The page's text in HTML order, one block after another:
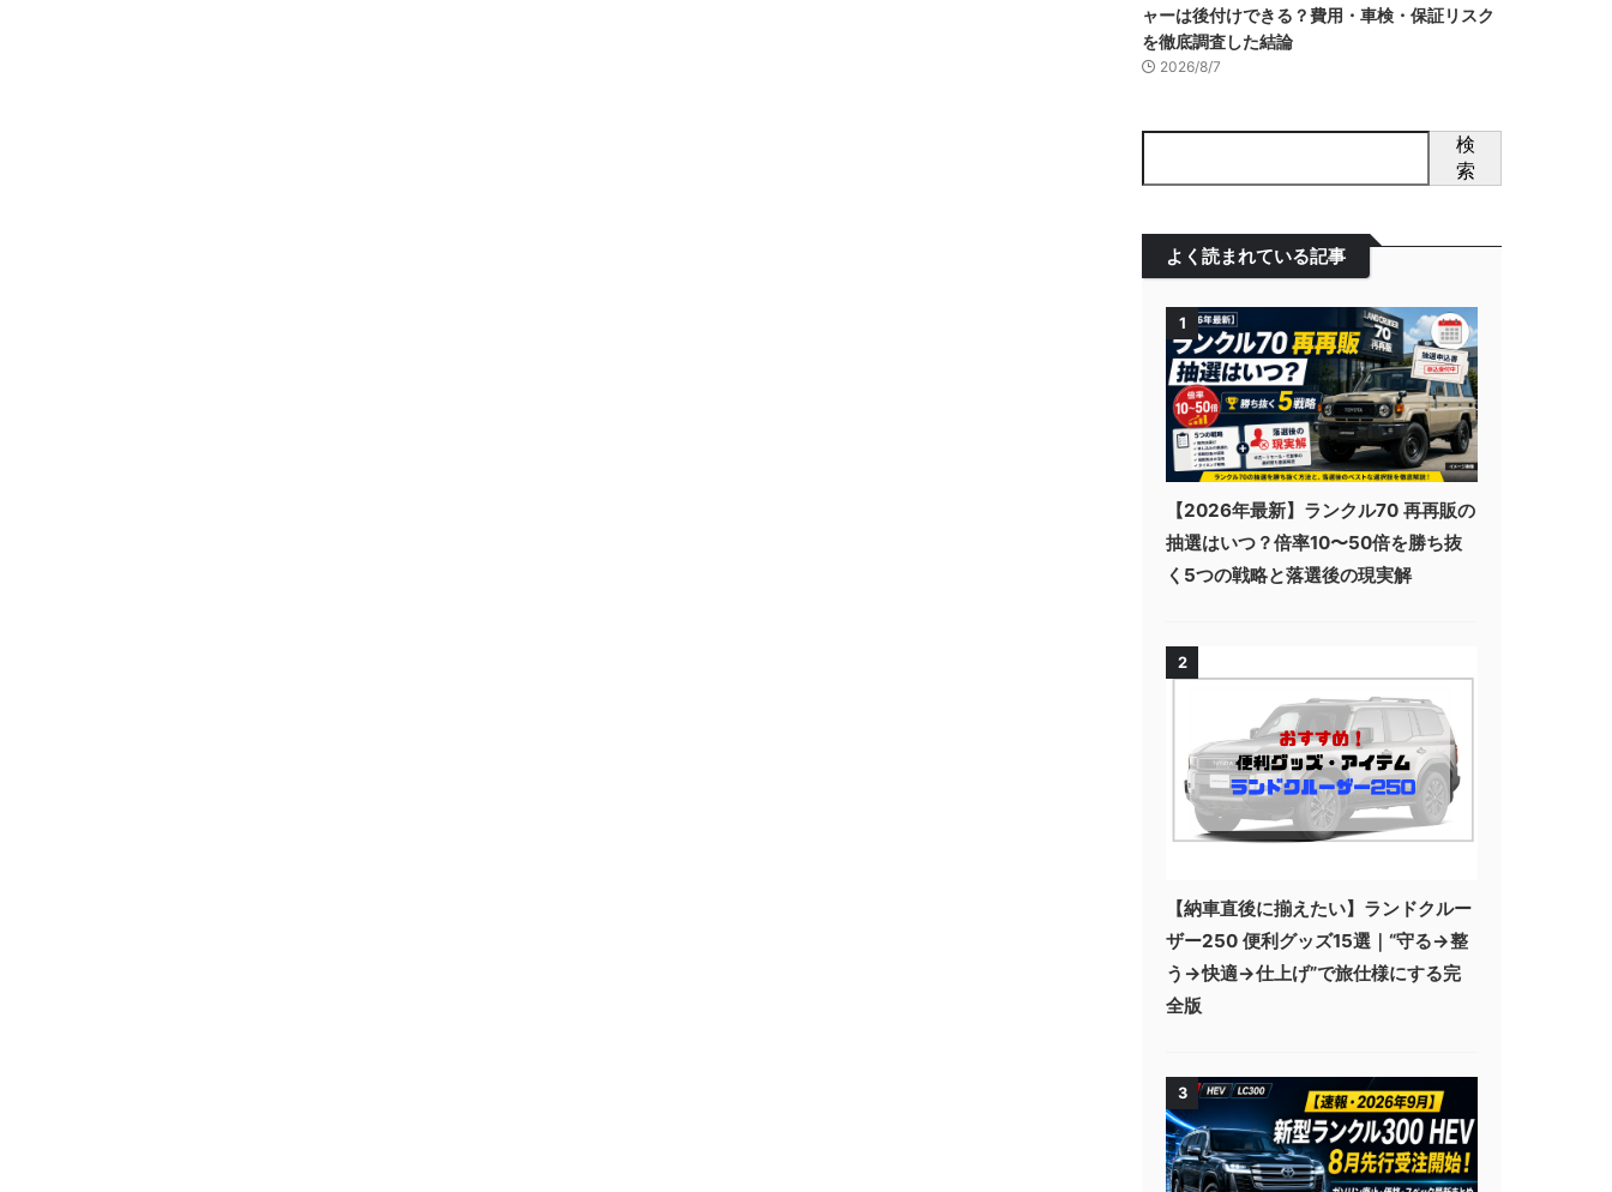
ャーは後付けできる？費用・車検・保証リスク
を徹底調査した結論
2026/8/7
検
索
よく読まれている記事
1
【2026年最新】ランクル70 再再販の
抽選はいつ？倍率10〜50倍を勝ち抜
く5つの戦略と落選後の現実解
2
【納車直後に揃えたい】ランドクルー
ザー250 便利グッズ15選｜“守る→整
う→快適→仕上げ”で旅仕様にする完
全版
3